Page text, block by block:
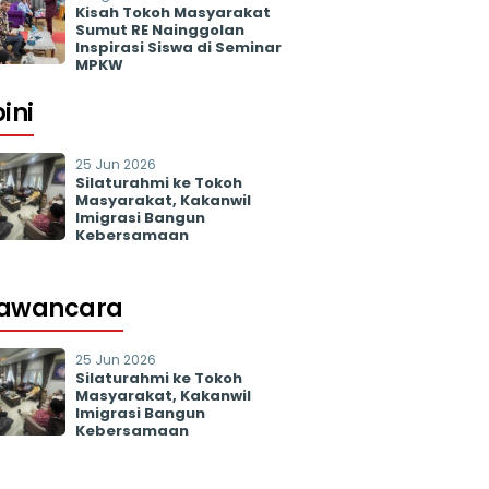
Kisah Tokoh Masyarakat
Sumut RE Nainggolan
Inspirasi Siswa di Seminar
MPKW
25 Jun 2026
Silaturahmi ke Tokoh
Masyarakat, Kakanwil
Imigrasi Bangun
Kebersamaan
25 Jun 2026
Silaturahmi ke Tokoh
Masyarakat, Kakanwil
Imigrasi Bangun
Kebersamaan